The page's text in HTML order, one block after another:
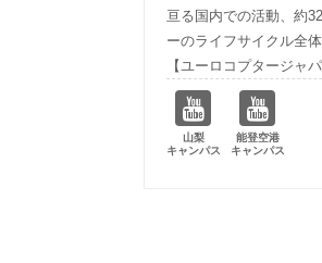
亘る国内での活動、約
ーのライフサイクル全
【ユーロコプタージャ
山梨
キャンパス
能登空港
キャンパス